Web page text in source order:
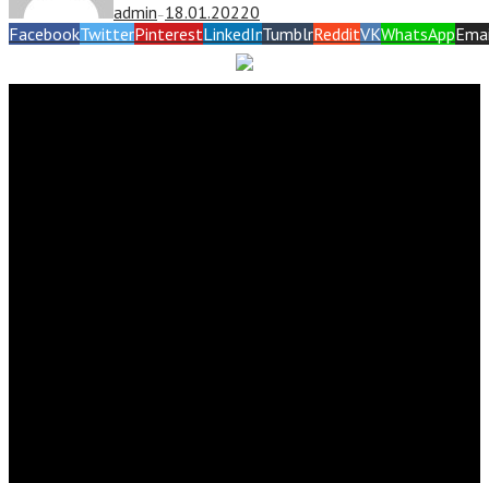
admin — 18.01.20220
FacebookTwitterPinterestLinkedInTumblrRedditVKWhatsApp